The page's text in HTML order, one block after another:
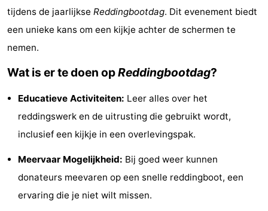
Ameland
minutes
Strand
Bezienswaardigheden
Musea
Kerken
Molens
tijdens de jaarlijkse Reddingbootdag. Dit evenement biedt
een unieke kans om een kijkje achter de schermen te
nemen.
Wat is er te doen opReddingbootdag?
Educatieve Activiteiten: Leer alles over het
reddingswerk en de uitrusting die gebruikt wordt,
inclusief een kijkje in een overlevingspak.
Meervaar Mogelijkheid: Bij goed weer kunnen
donateurs meevaren op een snelle reddingboot, een
ervaring die je niet wilt missen.